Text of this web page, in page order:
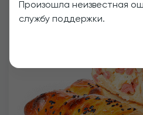
Произошла неизвестная
службу поддержки.